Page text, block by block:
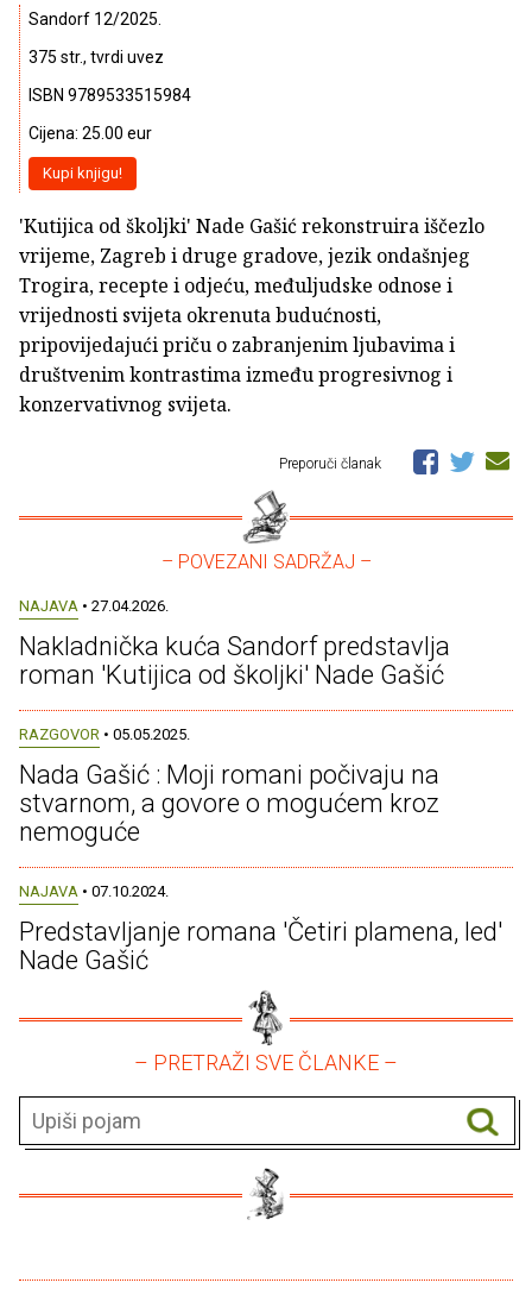
Sandorf 12/2025.
375 str., tvrdi uvez
ISBN 9789533515984
Cijena: 25.00 eur
Kupi knjigu!
'Kutijica od školjki' Nade Gašić rekonstruira iščezlo
vrijeme, Zagreb i druge gradove, jezik ondašnjeg
Trogira, recepte i odjeću, međuljudske odnose i
vrijednosti svijeta okrenuta budućnosti,
pripovijedajući priču o zabranjenim ljubavima i
društvenim kontrastima između progresivnog i
konzervativnog svijeta.
Preporuči članak
– POVEZANI SADRŽAJ –
NAJAVA • 27.04.2026.
Nakladnička kuća Sandorf predstavlja
roman 'Kutijica od školjki' Nade Gašić
RAZGOVOR • 05.05.2025.
Nada Gašić : Moji romani počivaju na
stvarnom, a govore o mogućem kroz
nemoguće
NAJAVA • 07.10.2024.
Predstavljanje romana 'Četiri plamena, led'
Nade Gašić
– PRETRAŽI SVE ČLANKE –